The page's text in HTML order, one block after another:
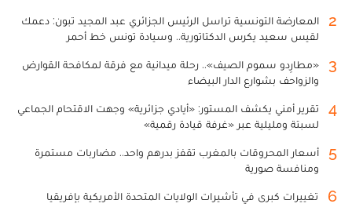
2
المعارضة التونسية تراسل الرئيس الجزائري عبد المجيد تبون: دعمك
لقيس سعيد يكرس الدكتاتورية.. وسيادة تونس خط أحمر
3
«مطارِدو سموم الصيف».. رحلة ميدانية مع فرقة لمكافحة القوارض
والزواحف بشوارع الدار البيضاء
4
تقرير أمني يكشف المستور: «أيادي جزائرية» وجهت الاقتحام الجماعي
لسبتة ومليلية عبر «غرفة قيادة رقمية»
5
أسعار المحروقات بالمغرب تقفز بدرهم واحد.. مضاربات مستمرة
ومنافسة صورية
6 تغييرات كبرى في تأشيرات الولايات المتحدة الأمريكية بإفريقيا